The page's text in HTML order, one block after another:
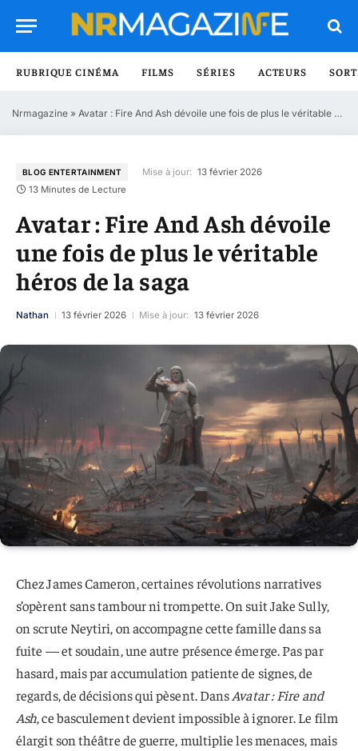
RUBRIQUE CINÉMA FILMS SÉRIES ACTEURS
Nrmagazine » Avatar : Fire And Ash dévoile une fois de plus le véritable héros de la saga
BLOG ENTERTAINMENT Mise à jour: 13 février 2026
13 Minutes de Lecture
Avatar : Fire And Ash dévoile
une fois de plus le véritable
héros de la saga
Nathan 13 février 2026 Mise à jour: 13 février 2026
Chez James Cameron, certaines révolutions narratives
s’opèrent sans tambour ni trompette. On suit Jake Sully,
on scrute Neytiri, on accompagne cette famille dans sa
fuite — et soudain, une autre présence émerge. Pas par
hasard, mais par accumulation patiente de signes, de
regards, de décisions qui pèsent. DansAvatar : Fire and
Ash, ce basculement devient impossible à ignorer. Le film
élargit son théâtre de guerre, multiplie les menaces, mais